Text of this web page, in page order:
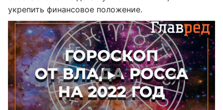
укрепить финансовое положение.